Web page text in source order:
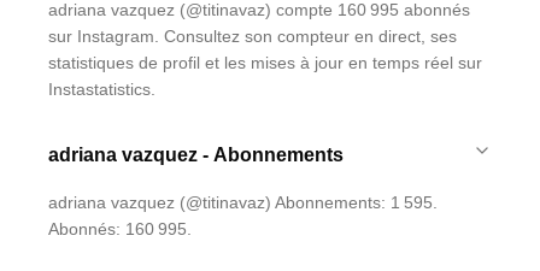
adriana vazquez (@titinavaz) compte 160 995 abonnés
sur Instagram. Consultez son compteur en direct, ses
statistiques de profil et les mises à jour en temps réel sur
Instastatistics.
adriana vazquez - Abonnements
adriana vazquez (@titinavaz) Abonnements: 1 595.
Abonnés: 160 995.